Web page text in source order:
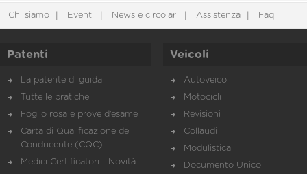
Chi siamo Eventi News e circolari Assistenza Faq
Patenti
La patente di guida
Tutte le pratiche
Foglio rosa e prove d’esame
Carta di Qualificazione del
Conducente (CQC)
Medici Certificatori - Novità
Veicoli
Autoveicoli
Motocicli
Revisioni
Collaudi
Modulistica
Documento Unico